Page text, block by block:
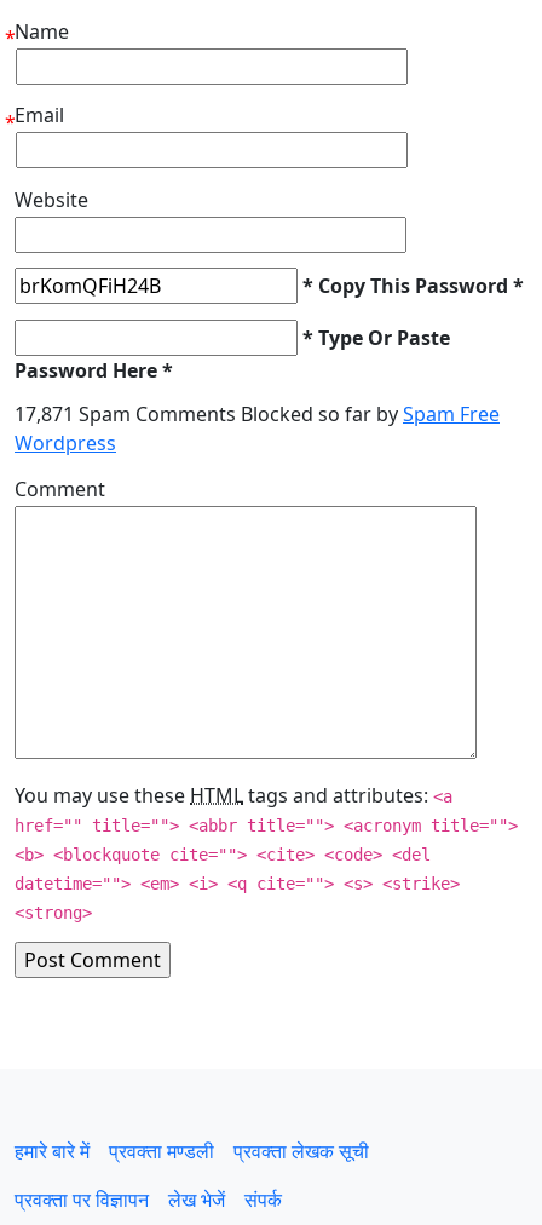
Name
*
Email
*
Website
* Copy This Password *
* Type Or Paste
Password Here *
17,871 Spam Comments Blocked so far bySpam Free
Wordpress
Comment
You may use these HTMLtags and attributes: <a
href="" title=""> <abbr title=""> <acronym title="">
<b> <blockquote cite=""> <cite> <code> <del
datetime=""> <em> <i> <q cite=""> <s> <strike>
<strong>
हमारे बारे में प्रवक्‍ता मण्डली
प्रवक्ता लेखक सूची
प्रवक्ता पर विज्ञापन
लेख भेजें संपर्क